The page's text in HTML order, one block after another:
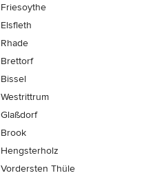
Friesoythe
Elsfleth
Rhade
Brettorf
Bissel
Westrittrum
Glaßdorf
Brook
Hengsterholz
Vordersten Thüle